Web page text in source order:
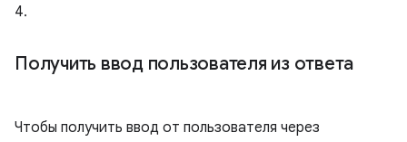
4.
Получить ввод пользователя из ответа
Чтобы получить ввод от пользователя через